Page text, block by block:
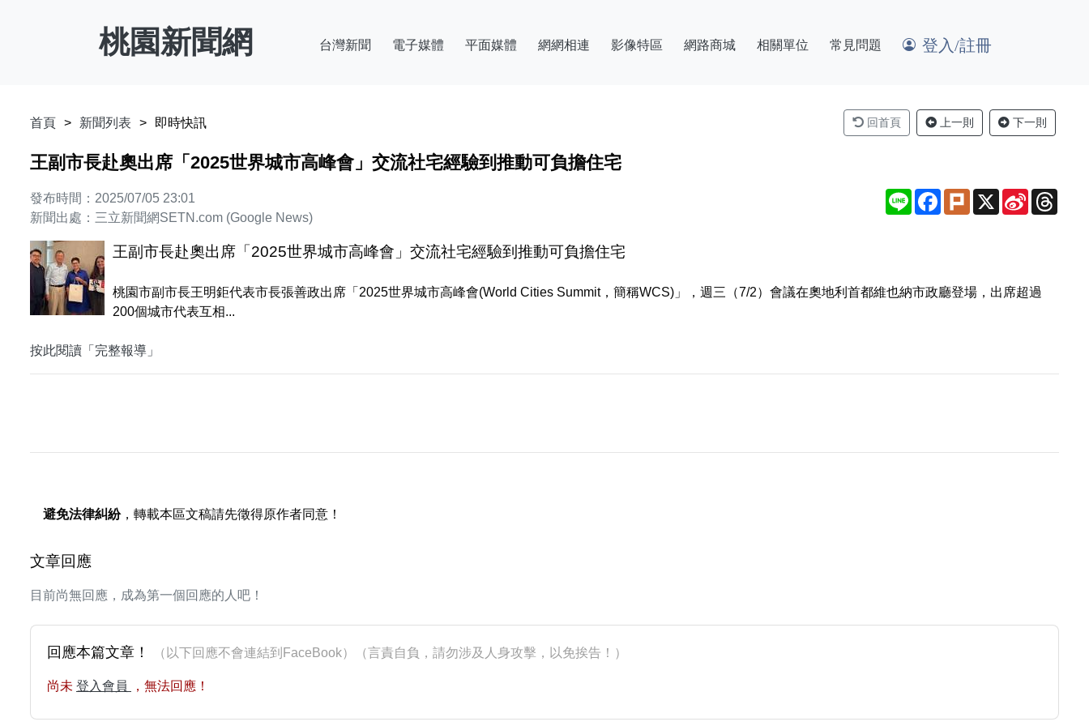
桃園新聞網 台灣新聞 電子媒體 平面媒體 網網相連 影像特區 網路商城 相關單位 常見問題 登入/註冊
首頁 新聞列表 即時快訊 回首頁 上一則 下一則
王副市長赴奧出席「2025世界城市高峰會」交流社宅經驗到推動可負擔住宅
發布時間：2025/07/05 23:01
新聞出處：三立新聞網SETN.com (Google News)
Line Facebook
Plurk X
Sina
Weibo
王副市長赴奧出席「2025世界城市高峰會」交流社宅經驗到推動可負擔住宅
桃園市副市長王明鉅代表市長張善政出席「2025世界城市高峰會(World Cities Summit，簡稱WCS)」，週三（7/2）會議在奧地利首都維也納市政廳登場，出席超過
200個城市代表互相...
按此閱讀「完整報導」
避免法律糾紛，轉載本區文稿請先徵得原作者同意！
文章回應
目前尚無回應，成為第一個回應的人吧！
回應本篇文章！ （以下回應不會連結到FaceBook）（言責自負，請勿涉及人身攻擊，以免挨告！）
尚未 登入會員 ，無法回應！